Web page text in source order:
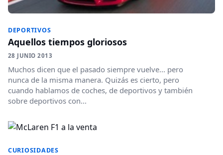
DEPORTIVOS
Aquellos tiempos gloriosos
28 JUNIO 2013
Muchos dicen que el pasado siempre vuelve... pero
nunca de la misma manera. Quizás es cierto, pero
cuando hablamos de coches, de deportivos y también
sobre deportivos con...
CURIOSIDADES